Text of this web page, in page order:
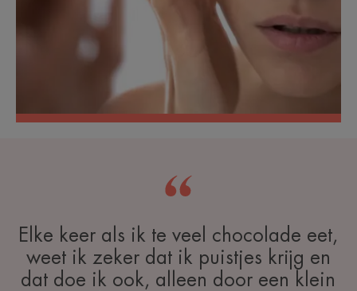
Elke keer als ik te veel chocolade eet,
weet ik zeker dat ik puistjes krijg en
dat doe ik ook, alleen door een klein